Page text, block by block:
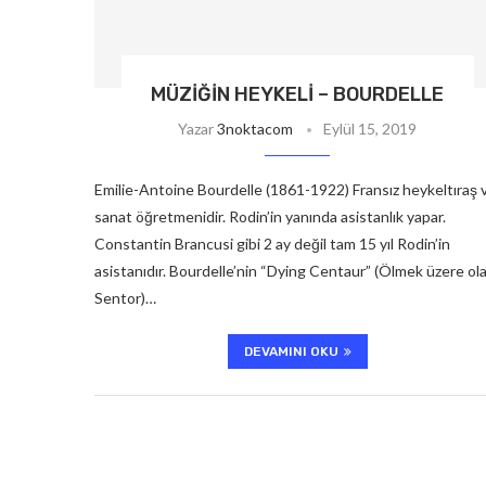
MÜZIĞIN HEYKELI – BOURDELLE
Yazar3noktacom Eylül 15, 2019
Emilie-Antoine Bourdelle (1861-1922) Fransız heykeltıraş
sanat öğretmenidir. Rodin’in yanında asistanlık yapar.
Constantin Brancusi gibi 2 ay değil tam 15 yıl Rodin’in
asistanıdır. Bourdelle’nin “Dying Centaur” (Ölmek üzere
Sentor)…
DEVAMINI OKU